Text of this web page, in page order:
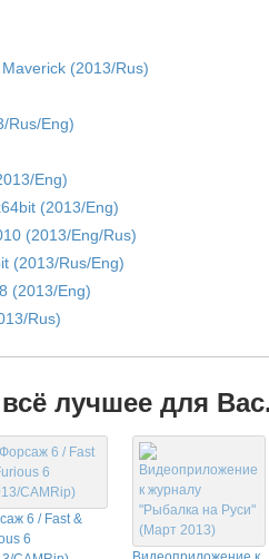
(2013/Rus)
Rus/Eng)
Eng)
(2013/Eng)
(2013/Eng/Rus)
(2013/Rus/Eng)
(2013/Eng)
Rus)
лучшее для
6 / Fast &
6